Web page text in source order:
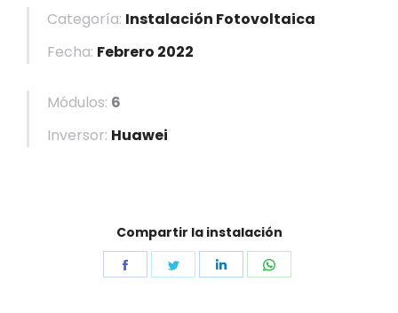
Categoría: Instalación Fotovoltaica
Fecha: Febrero 2022
Módulos: 6
Inversor: Huawei
Compartir la instalación
Share
Share
Share